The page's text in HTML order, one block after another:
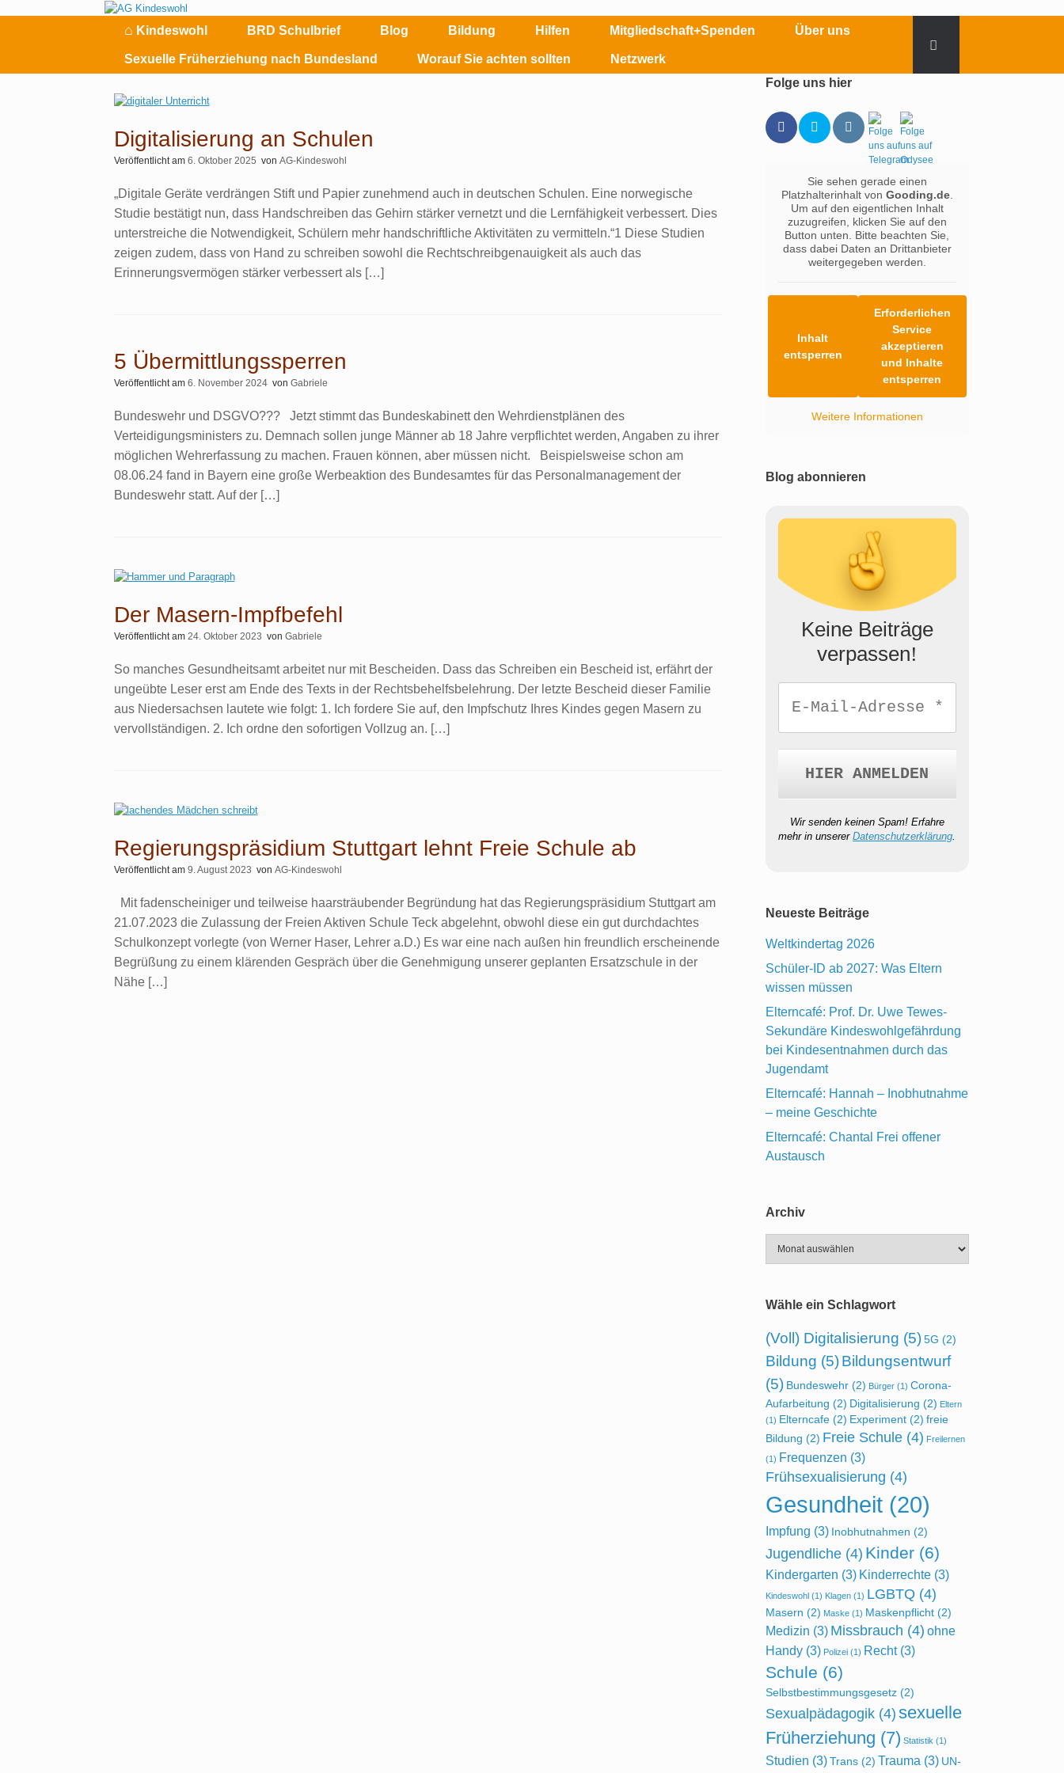
⌂ Kindeswohl BRD Schulbrief Blog Bildung Hilfen Mitgliedschaft+Spenden Über uns
Sexuelle Früherziehung nach Bundesland Worauf Sie achten sollten Netzwerk
Digitalisierung an Schulen
Veröffentlicht am 6. Oktober 2025 von AG-Kindeswohl
„Digitale Geräte verdrängen Stift und Papier zunehmend auch in deutschen Schulen. Eine norwegische
Studie bestätigt nun, dass Handschreiben das Gehirn stärker vernetzt und die Lernfähigkeit verbessert. Dies
unterstreiche die Notwendigkeit, Schülern mehr handschriftliche Aktivitäten zu vermitteln.“1 Diese Studien
zeigen zudem, dass von Hand zu schreiben sowohl die Rechtschreibgenauigkeit als auch das
Erinnerungsvermögen stärker verbessert als […]
5 Übermittlungssperren
Veröffentlicht am 6. November 2024 von Gabriele
Bundeswehr und DSGVO??? Jetzt stimmt das Bundeskabinett den Wehrdienstplänen des
Verteidigungsministers zu. Demnach sollen junge Männer ab 18 Jahre verpflichtet werden, Angaben zu ihrer
möglichen Wehrerfassung zu machen. Frauen können, aber müssen nicht. Beispielsweise schon am
08.06.24 fand in Bayern eine große Werbeaktion des Bundesamtes für das Personalmanagement der
Bundeswehr statt. Auf der […]
Der Masern-Impfbefehl
Veröffentlicht am 24. Oktober 2023 von Gabriele
So manches Gesundheitsamt arbeitet nur mit Bescheiden. Dass das Schreiben ein Bescheid ist, erfährt der
ungeübte Leser erst am Ende des Texts in der Rechtsbehelfsbelehrung. Der letzte Bescheid dieser Familie
aus Niedersachsen lautete wie folgt: 1. Ich fordere Sie auf, den Impfschutz Ihres Kindes gegen Masern zu
vervollständigen. 2. Ich ordne den sofortigen Vollzug an. […]
Regierungspräsidium Stuttgart lehnt Freie Schule ab
Veröffentlicht am 9. August 2023 von AG-Kindeswohl
Mit fadenscheiniger und teilweise haarsträubender Begründung hat das Regierungspräsidium Stuttgart am
21.07.2023 die Zulassung der Freien Aktiven Schule Teck abgelehnt, obwohl diese ein gut durchdachtes
Schulkonzept vorlegte (von Werner Haser, Lehrer a.D.) Es war eine nach außen hin freundlich erscheinende
Begrüßung zu einem klärenden Gespräch über die Genehmigung unserer geplanten Ersatzschule in der
Nähe […]
Folge uns hier
Sie sehen gerade einen
Platzhalterinhalt von Gooding.de.
Um auf den eigentlichen Inhalt
zuzugreifen, klicken Sie auf den
Button unten. Bitte beachten Sie,
dass dabei Daten an Drittanbieter
weitergegeben werden.
Inhalt
entsperren
Erforderlichen
Service
akzeptieren
und Inhalte
entsperren
Weitere Informationen
Blog abonnieren
Keine Beiträge
verpassen!
Wir senden keinen Spam! Erfahre
mehr in unsererDatenschutzerklärung.
Neueste Beiträge
Weltkindertag 2026
Schüler-ID ab 2027: Was Eltern
wissen müssen
Elterncafé: Prof. Dr. Uwe Tewes-
Sekundäre Kindeswohlgefährdung
bei Kindesentnahmen durch das
Jugendamt
Elterncafé: Hannah – Inobhutnahme
– meine Geschichte
Elterncafé: Chantal Frei offener
Austausch
Archiv
Wähle ein Schlagwort
(Voll) Digitalisierung (5)5G (2)
Bildung (5)Bildungsentwurf
(5) Bundeswehr(2) Bürger(1) Corona-
Aufarbeitung (2) Digitalisierung (2) Eltern
(1) Elterncafe(2) Experiment(2) freie
Bildung (2) Freie Schule(4) Freilernen
(1) Frequenzen (3)
Frühsexualisierung (4)
Gesundheit(20)
Impfung (3) Inobhutnahmen (2)
Jugendliche(4) Kinder(6)
Kindergarten (3) Kinderrechte(3)
Kindeswohl(1) Klagen(1) LGBTQ (4)
Masern (2) Maske(1) Maskenpflicht(2)
Medizin (3) Missbrauch (4) ohne
Handy(3) Polizei(1) Recht(3)
Schule (6)
Selbstbestimmungsgesetz(2)
Sexualpädagogik(4) sexuelle
Früherziehung (7) Statistik (1)
Studien (3)Trans(2) Trauma (3) UN-